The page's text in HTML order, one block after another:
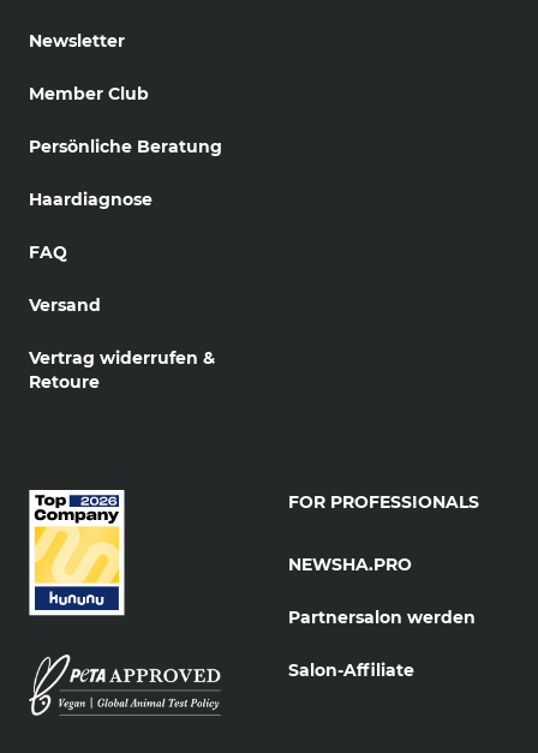
Newsletter
Member Club
Persönliche Beratung
Haardiagnose
FAQ
Versand
Vertrag widerrufen &
Retoure
FOR PROFESSIONALS
NEWSHA.PRO
Partnersalon werden
Salon-Affiliate